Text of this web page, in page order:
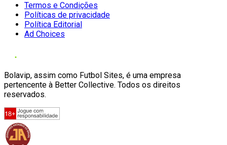
Termos e Condições
Políticas de privacidade
Política Editorial
Ad Choices
Bolavip, assim como Futbol Sites, é uma empresa
pertencente à Better Collective. Todos os direitos
reservados.